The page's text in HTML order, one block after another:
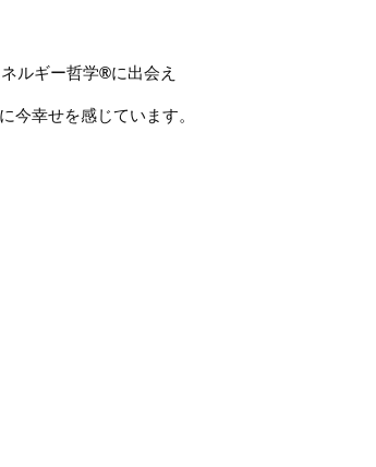
ルギー哲学®︎に出会え
今幸せを感じています。